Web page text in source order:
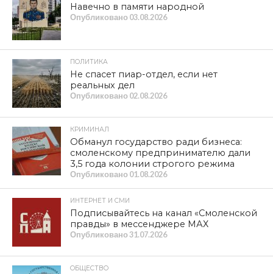
Навечно в памяти народной
Опубликовано 03.08.2026
ПОЛИТИКА
Не спасет пиар-отдел, если нет
реальных дел
Опубликовано 02.08.2026
КРИМИНАЛ
Обманул государство ради бизнеса:
смоленскому предпринимателю дали
3,5 года колонии строгого режима
Опубликовано 01.08.2026
ИНТЕРНЕТ И СМИ
Подписывайтесь на канал «Смоленской
правды» в мессенджере МАХ
Опубликовано31.07.2026
ОБЩЕСТВО